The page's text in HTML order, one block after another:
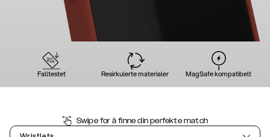
Falltestet Resirkulerte materialer MagSafe kompatibelt
Swipe for å finne din perfekte match